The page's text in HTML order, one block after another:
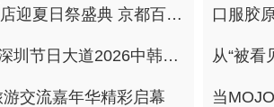
百乐酒店集团旗下日本两家酒店迎夏日祭盛典 京都百乐同步庆祝五周年
以文化为媒 以旅游为桥 —— 深圳节日大道2026中韩文化旅游交流嘉年华圆满收官
交流嘉年华精彩启幕